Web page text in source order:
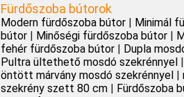
Fürdőszoba bútorok
Modern fürdőszoba bútor| Minimál
bútor| Minőségi fürdőszoba bútor|
fehér fürdőszoba bútor| Dupla
Pultra ültethető mosdó szekrénnyel|
öntött márvány mosdó szekrénnyel|
szekrény szett 80 cm| Fürdőszoba